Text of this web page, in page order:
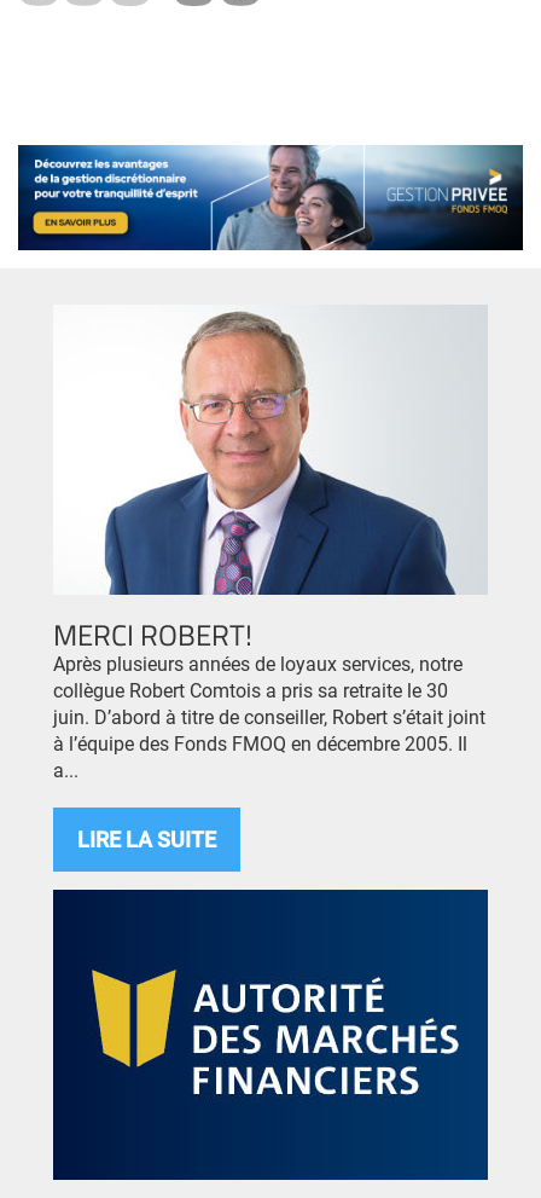
MERCI ROBERT!
Après plusieurs années de loyaux services, notre
collègue Robert Comtois a pris sa retraite le 30
juin. D’abord à titre de conseiller, Robert s’était joint
à l’équipe des Fonds FMOQ en décembre 2005. Il
a...
LIRE LA SUITE